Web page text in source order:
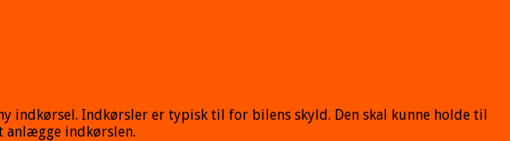
indkørsel. Indkørsler er typisk til for bilens skyld. Den skal kunne holde til
anlægge indkørslen.